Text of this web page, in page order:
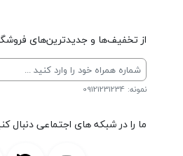
از تخفیف‌ها و جدیدترین‌های
نمونه: 09121231234
ما را در شبکه های اجتماعی دنبال